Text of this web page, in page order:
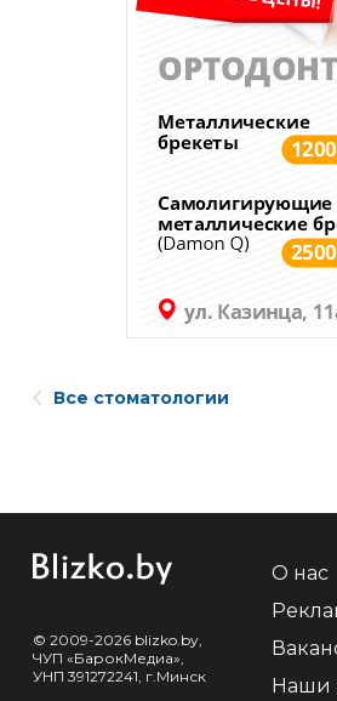
Все стоматологии
© 2009-2026 blizko.by,
ЧУП «БарокМедиа»,
УНП 391272241, г.Минск
О нас
Наши